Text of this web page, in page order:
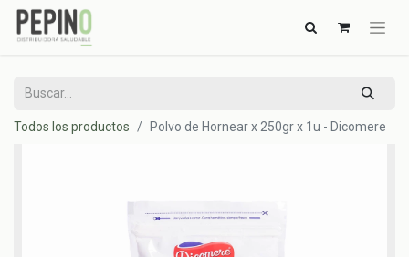
Todos los productos Polvo de Hornear x 250gr x 1u - Dicomere